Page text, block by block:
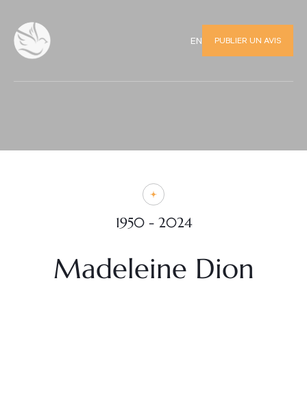
EN PUBLIER UN AVIS
1950 - 2024
Madeleine Dion